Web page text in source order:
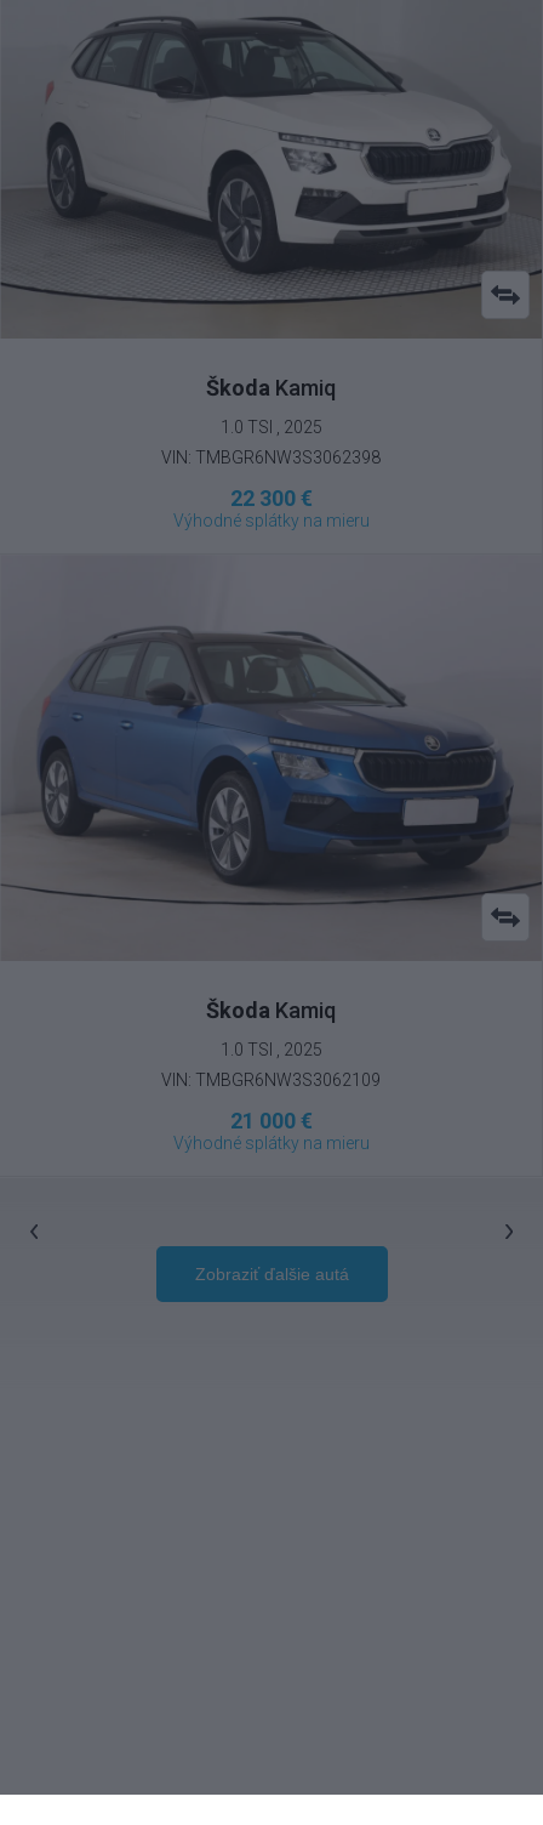
Škoda Kamiq
1.0 TSI , 2025
VIN: TMBGR6NW3S3062398
22 300 €
Výhodné splátky na mieru
Škoda Kamiq
1.0 TSI , 2025
VIN: TMBGR6NW3S3062109
21 000 €
Výhodné splátky na mieru
Zobraziť ďalšie autá